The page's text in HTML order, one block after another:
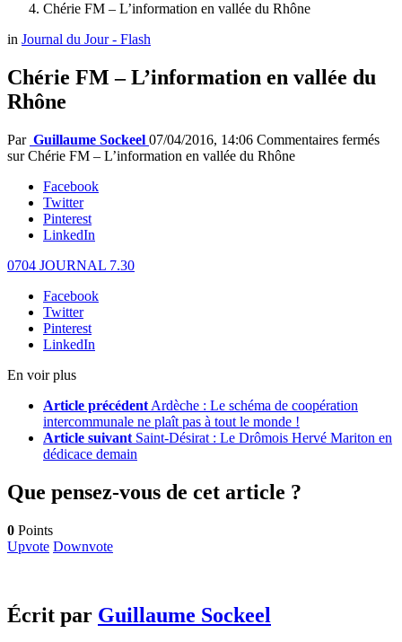
Chérie FM – L’information en vallée du Rhône
in Journal du Jour - Flash
Chérie FM – L’information en vallée du
Rhône
Par Guillaume Sockeel 07/04/2016, 14:06 Commentaires fermés
sur Chérie FM – L’information en vallée du Rhône
Facebook
Twitter
Pinterest
LinkedIn
0704 JOURNAL 7.30
Facebook
Twitter
Pinterest
LinkedIn
En voir plus
Article précédent Ardèche : Le schéma de coopération
intercommunale ne plaît pas à tout le monde !
Article suivant Saint-Désirat : Le Drômois Hervé Mariton en
dédicace demain
Que pensez-vous de cet article ?
0 Points
Upvote Downvote
Écrit par Guillaume Sockeel